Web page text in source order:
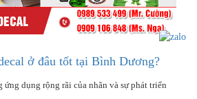
ở đâu tốt tại Bình Dương?
dụng rộng rãi của nhãn và sự phát triển